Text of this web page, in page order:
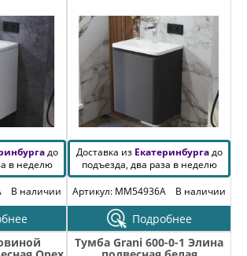
до
в неделю
В наличии
Доставка из Екатеринбургадо
подъезда, два раза в неделю
Артикул: MM54936A
В наличии
Подробнее
Тумба Grani 600-0-1 Элина